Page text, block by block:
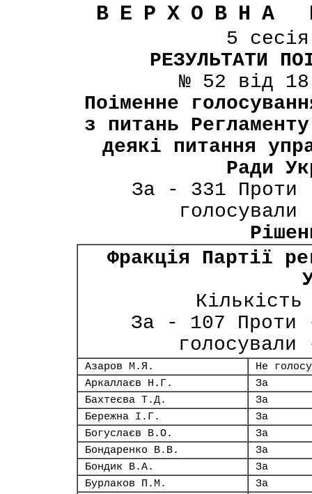
ВЕРХОВНА
5
РЕЗУЛЬТАТИ
№ 52 від
Поіменне
з питань
деякі питання
Ради
За - 331 Проти
Фракція Партії
За - 107 Проти
Азаров М.Я.
Не
Аркаллаєв Н.Г.
За
Бахтеєва Т.Д.
За
Бережна І.Г.
За
Богуслаєв В.О.
За
Бондаренко В.В.
За
Бондик В.А.
За
Бурлаков П.М.
За